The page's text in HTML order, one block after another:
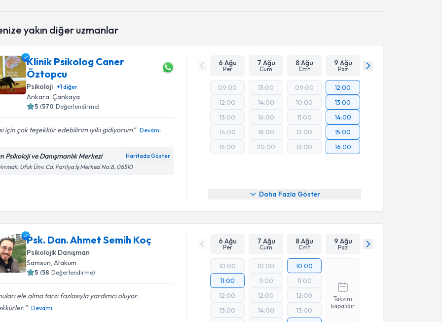
Takvim Talebini Gönder
yakın diğer uzmanlar
Klinik Psikolog Caner
Öztopcu
Psikoloji +1diğer
Ankara , Çankaya
5 (570 Değerlendirme)
için çok teşekkür edebilirim iyiki gidiyorum Devamı
Psikoloji ve Danışmanlık Merkezi Haritada Göster
Ufuk Ünv. Cd. Farilya İş Merkezi No:8, 06510
6 Ağu
Per
7 Ağu
Cum
8 Ağu
Cmt
9 Ağu
Paz
09:00
12:00
13:00
14:00
15:00
13:00
14:00
16:00
18:00
20:00
09:00
10:00
11:00
12:00
13:00
12:00
13:00
14:00
15:00
16:00
Daha Fazla Göster
Psk. Dan. Ahmet Semih Koç
Psikolojik Danışman
Samsun, Atakum
5 (58 Değerlendirme)
ele alma tarzı fazlasıyla yardımcı oluyor.
Devamı
6 Ağu
Per
7 Ağu
Cum
8 Ağu
Cmt
9 Ağu
Paz
10:00
11:00
12:00
13:00
10:00
11:00
12:00
14:00
10:00
11:00
12:00
13:00
Takvim
kapalıdır